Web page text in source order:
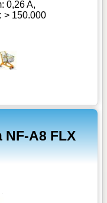
0,26 A,
> 150.000
NF-A8 FLX